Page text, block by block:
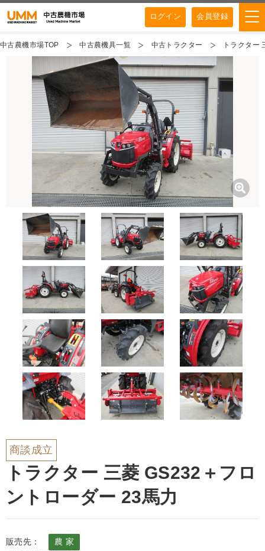
ログイン 会員登録
中古農機市場TOP 中古農機具一覧 中古トラクター トラクター
商談成立
トラクター 三菱 GS232＋フロ
ントローダー 23馬力
販売先：
農 家